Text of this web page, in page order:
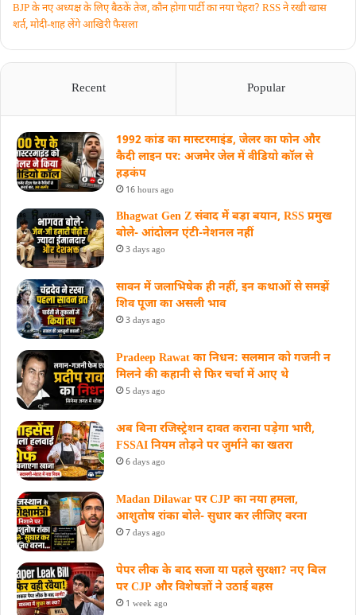
BJP के नए अध्यक्ष के लिए बैठकें तेज, कौन होगा पार्टी का नया चेहरा? RSS ने रखी खास
शर्त, मोदी-शाह लेंगे आखिरी फैसला
Recent Popular
1992 कांड का मास्टरमाइंड, जेलर का फोन और
कैदी लाइन पर: अजमेर जेल में वीडियो कॉल से
हड़कंप
16 hours ago
Bhagwat Gen Z संवाद में बड़ा बयान, RSS प्रमुख
बोले- आंदोलन एंटी-नेशनल नहीं
3 days ago
सावन में जलाभिषेक ही नहीं, इन कथाओं से समझें
शिव पूजा का असली भाव
3 days ago
Pradeep Rawat का निधन: सलमान को गजनी न
मिलने की कहानी से फिर चर्चा में आए थे
5 days ago
अब बिना रजिस्ट्रेशन दावत कराना पड़ेगा भारी,
FSSAI नियम तोड़ने पर जुर्माने का खतरा
6 days ago
Madan Dilawar पर CJP का नया हमला,
आशुतोष रांका बोले- सुधार कर लीजिए वरना
7 days ago
पेपर लीक के बाद सजा या पहले सुरक्षा? नए बिल
पर CJP और विशेषज्ञों ने उठाई बहस
1 week ago